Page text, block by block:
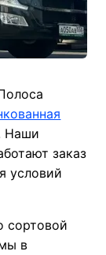
Наши
заказ
условий
сортовой
в